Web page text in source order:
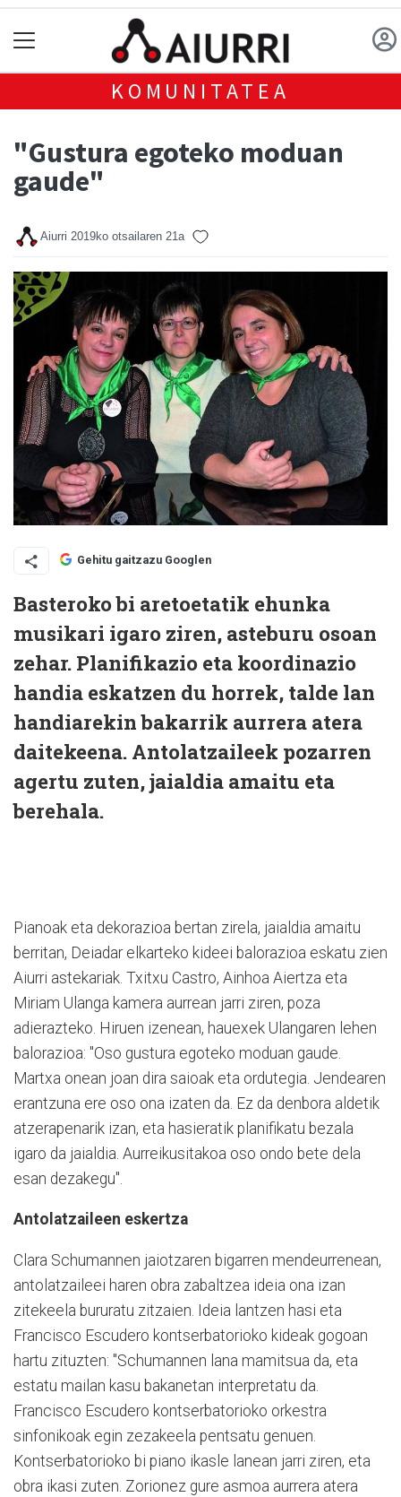
KOMUNITATEA
"Gustura egoteko moduan
gaude"
Aiurri 2019ko otsailaren 21a
Gehitu gaitzazu Googlen
Basteroko bi aretoetatik ehunka
musikari igaro ziren, asteburu osoan
zehar. Planifikazio eta koordinazio
handia eskatzen du horrek, talde lan
handiarekin bakarrik aurrera atera
daitekeena. Antolatzaileek pozarren
agertu zuten, jaialdia amaitu eta
berehala.
Pianoak eta dekorazioa bertan zirela, jaialdia amaitu
berritan, Deiadar elkarteko kideei balorazioa eskatu zien
Aiurri astekariak. Txitxu Castro, Ainhoa Aiertza eta
Miriam Ulanga kamera aurrean jarri ziren, poza
adierazteko. Hiruen izenean, hauexek Ulangaren lehen
balorazioa: "Oso gustura egoteko moduan gaude.
Martxa onean joan dira saioak eta ordutegia. Jendearen
erantzuna ere oso ona izaten da. Ez da denbora aldetik
atzerapenarik izan, eta hasieratik planifikatu bezala
igaro da jaialdia. Aurreikusitakoa oso ondo bete dela
esan dezakegu".
Antolatzaileen eskertza
Clara Schumannen jaiotzaren bigarren mendeurrenean,
antolatzaileei haren obra zabaltzea ideia ona izan
zitekeela bururatu zitzaien. Ideia lantzen hasi eta
Francisco Escudero kontserbatorioko kideak gogoan
hartu zituzten: "Schumannen lana mamitsua da, eta
estatu mailan kasu bakanetan interpretatu da.
Francisco Escudero kontserbatorioko orkestra
sinfonikoak egin zezakeela pentsatu genuen.
Kontserbatorioko bi piano ikasle lanean jarri ziren, eta
obra ikasi zuten. Zorionez gure asmoa aurrera atera